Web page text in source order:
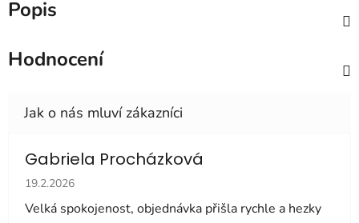
Popis
Hodnocení
Gabriela Procházková
Hodnocení obchodu je 5 z 5 hvězdiček.
19.2.2026
Velká spokojenost, objednávka přišla rychle a hezky